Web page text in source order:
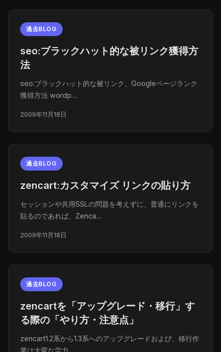
過去BLOG
seo:ブラックハット的な被リンク獲得方
法
seo:ブラックハット的な被リンク、Googleページランク
獲得方法 wordp…
2009年11月18日
過去BLOG
zencart:カスタマイズ リンクの貼り方
セッションや共用SSLの問題を考えずに、普通にリンクを
貼るのであれば、Zenca…
2009年11月18日
過去BLOG
zencartを「アップグレード・移行」す
る際の「やり方・注意点」
zencart1.2系から1.3系へのアップグレードおよび、移行作
業は大変な労力…